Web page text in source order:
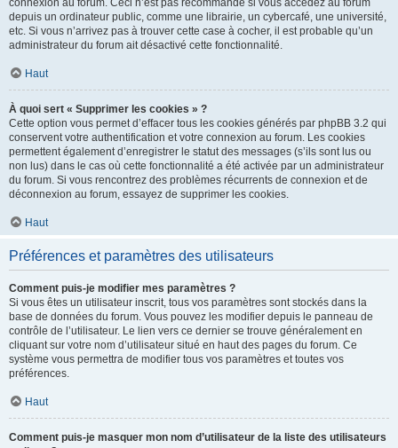
connexion au forum. Ceci n’est pas recommandé si vous accédez au forum
depuis un ordinateur public, comme une librairie, un cybercafé, une université,
etc. Si vous n’arrivez pas à trouver cette case à cocher, il est probable qu’un
administrateur du forum ait désactivé cette fonctionnalité.
Haut
À quoi sert « Supprimer les cookies » ?
Cette option vous permet d’effacer tous les cookies générés par phpBB 3.2 qui
conservent votre authentification et votre connexion au forum. Les cookies
permettent également d’enregistrer le statut des messages (s’ils sont lus ou
non lus) dans le cas où cette fonctionnalité a été activée par un administrateur
du forum. Si vous rencontrez des problèmes récurrents de connexion et de
déconnexion au forum, essayez de supprimer les cookies.
Haut
Préférences et paramètres des utilisateurs
Comment puis-je modifier mes paramètres ?
Si vous êtes un utilisateur inscrit, tous vos paramètres sont stockés dans la
base de données du forum. Vous pouvez les modifier depuis le panneau de
contrôle de l’utilisateur. Le lien vers ce dernier se trouve généralement en
cliquant sur votre nom d’utilisateur situé en haut des pages du forum. Ce
système vous permettra de modifier tous vos paramètres et toutes vos
préférences.
Haut
Comment puis-je masquer mon nom d’utilisateur de la liste des utilisateurs